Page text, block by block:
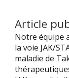
Notre équipe
la voie JAK/
maladie de